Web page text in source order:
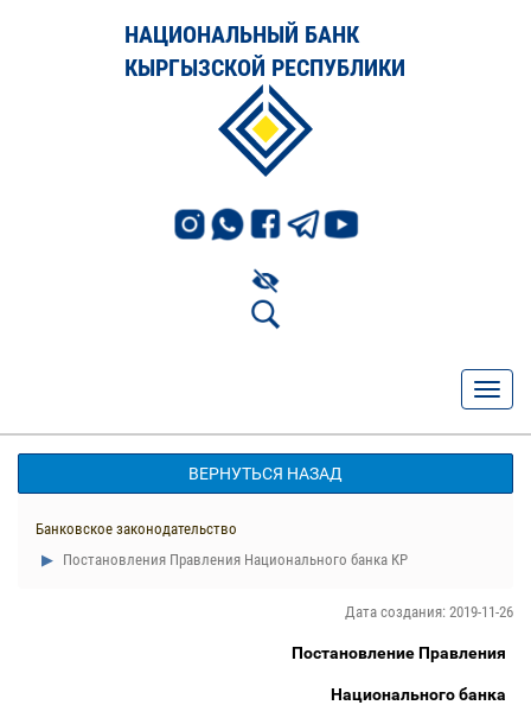
НАЦИОНАЛЬНЫЙ БАНК
КЫРГЫЗСКОЙ РЕСПУБЛИКИ
ВЕРНУТЬСЯ НАЗАД
Банковское законодательство
Постановления Правления Национального банка КР
Дата создания: 2019-11-26
Постановление Правления
Национального банка